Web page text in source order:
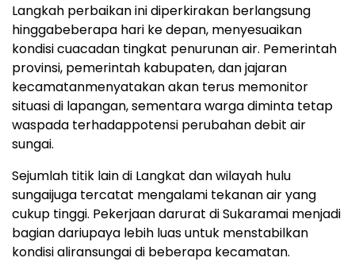
Langkah perbaikaninidiperkirakan berlangsung
hinggabeberapa hari kedepan, menyesuaikan
kondisicuacadan tingkat penurunanair. Pemerintah
provinsi, pemerintah kabupaten, danjajaran
kecamatanmenyatakanakan terus memonitor
situasidi lapangan,sementarawargadiminta tetap
waspada terhadappotensi perubahandebit air
sungai.
Sejumlah titik lain di Langkat dan wilayah hulu
sungaijuga tercatat mengalami tekananair yang
cukup tinggi. Pekerjaandarurat diSukaramai menjadi
bagiandariupaya lebih luasuntuk menstabilkan
kondisialiransungaidi beberapa kecamatan.